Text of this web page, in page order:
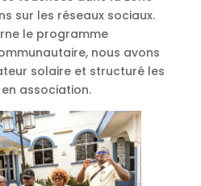
sur les réseaux sociaux.
le programme
nous avons
solaire et structuré les
association.